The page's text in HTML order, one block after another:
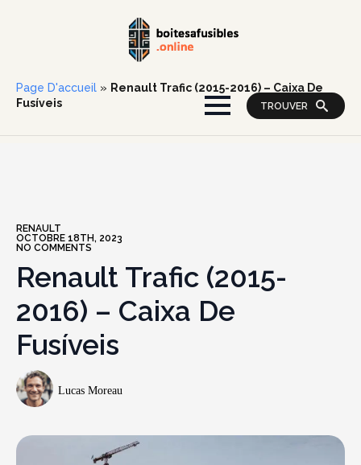
TROUVER
Page D'accueil » Renault Trafic (2015-2016) – Caixa De
Fusíveis
RENAULT
OCTOBRE 18TH, 2023
NO COMMENTS
Renault Trafic (2015-
2016) – Caixa De
Fusíveis
Lucas Moreau